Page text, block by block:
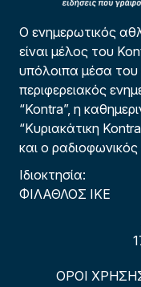
Ο ενημερωτικός
είναι μέλος του
υπόλοιπα μέσα του
περιφερειακός
“Kontra”, η
“Κυριακάτικη
και ο
Ιδιοκτησία:
ΦΙΛΑΘΛΟΣ ΙΚΕ
ΟΡΟΙ